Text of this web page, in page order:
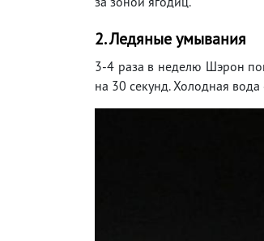
2. Ледяные умывания
3-4 раза в неделю Шэрон
на 30 секунд. Холодная вода